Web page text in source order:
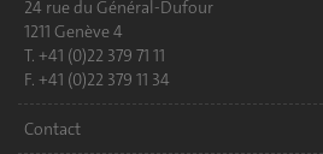
24 rue du Général-Dufour
1211 Genève 4
T. +41 (0)22 379 71 11
F. +41 (0)22 379 11 34
Contact